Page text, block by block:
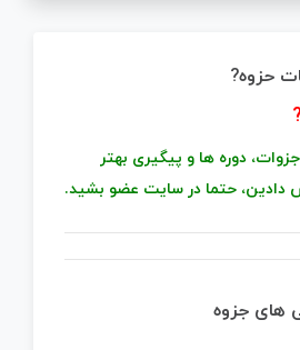
حزوه?
?
دوره ها و پیگیری بهتر
دادین، حتما در سایت عضو بشید.
های جزوه